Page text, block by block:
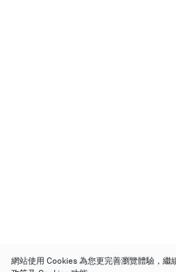
網站使用 Cookies 為您更完善瀏覽體驗，繼